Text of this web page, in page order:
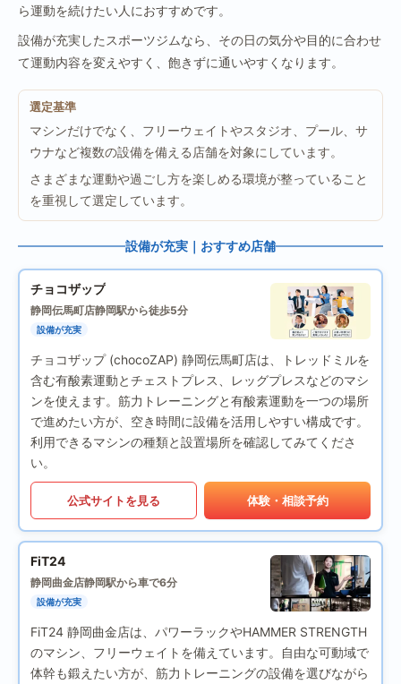
ら運動を続けたい人におすすめです。
設備が充実したスポーツジムなら、その日の気分や目的に合わせ
て運動内容を変えやすく、飽きずに通いやすくなります。
選定基準
マシンだけでなく、フリーウェイトやスタジオ、プール、サ
ウナなど複数の設備を備える店舗を対象にしています。
さまざまな運動や過ごし方を楽しめる環境が整っていること
を重視して選定しています。
設備が充実｜おすすめ店舗
チョコザップ
静岡伝馬町店静岡駅から徒歩5分
設備が充実
チョコザップ (chocoZAP) 静岡伝馬町店は、トレッドミルを
含む有酸素運動とチェストプレス、レッグプレスなどのマシ
ンを使えます。筋力トレーニングと有酸素運動を一つの場所
で進めたい方が、空き時間に設備を活用しやすい構成です。
利用できるマシンの種類と設置場所を確認してみてくださ
い。
公式サイトを見る 体験・相談予約
FiT24
静岡曲金店静岡駅から車で6分
設備が充実
FiT24 静岡曲金店は、パワーラックやHAMMER STRENGTH
のマシン、フリーウェイトを備えています。自由な可動域で
体幹も鍛えたい方が、筋力トレーニングの設備を選びながら